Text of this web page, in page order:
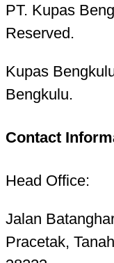
PT. Kupas
Reserved.
Kupas
Bengkulu.
Contact
Head Office:
Jalan
Pracetak,